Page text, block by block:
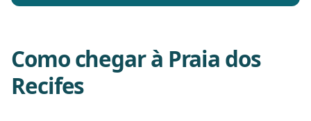
Como chegar à Praia dos
Recifes